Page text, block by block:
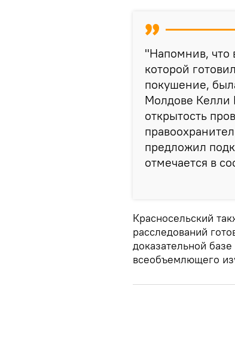
"Напомнив, что
которой
покушение,
Молдове Келли
открытость
предложил
отмечается в
Красносельский
расследований
доказательной
всеобъемлющего